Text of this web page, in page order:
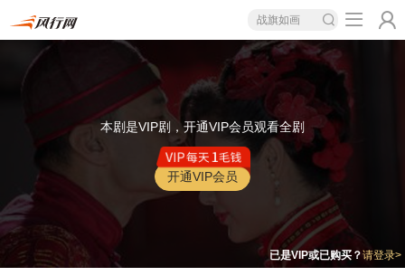
战旗如画
本剧是VIP剧，开通VIP会员观看全剧
开通VIP会员
已是VIP或已购买？请登录>